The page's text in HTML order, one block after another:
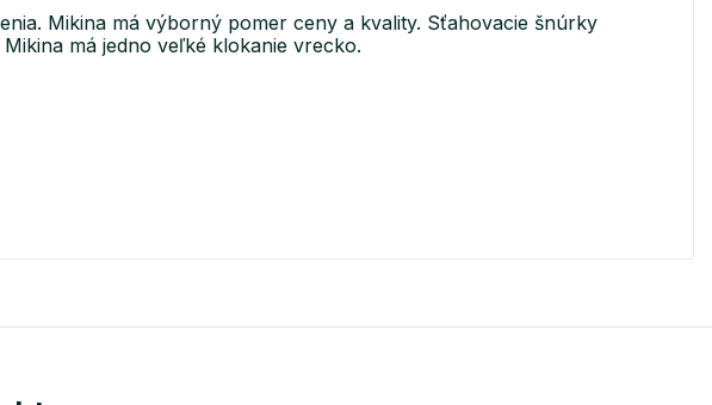
Mikina má výborný pomer ceny a kvality. Sťahovacie šnúrky
má jedno veľké klokanie vrecko.